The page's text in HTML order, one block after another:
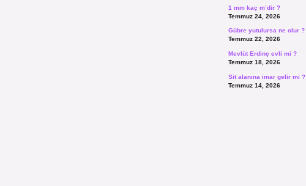
1 mm kaç m’dir ?
Temmuz 24, 2026
Gübre yutulursa ne olur ?
Temmuz 22, 2026
Mevlüt Erdinç evli mi ?
Temmuz 18, 2026
Sit alanına imar gelir mi ?
Temmuz 14, 2026